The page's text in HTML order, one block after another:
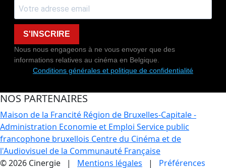
S'INSCRIRE
Nous nous engageons à ne vous envoyer que des
informations relatives au cinéma en Belgique.
Conditions générales et politique de confidentialité
NOS PARTENAIRES
Maison de la Francité Région de Bruxelles-Capitale -
Administration Economie et Emploi Service public
francophone bruxellois Centre du Cinéma et de
l'Audiovisuel de la Communauté Française
© 2026 Cinergie | Mentions légales | Préférences